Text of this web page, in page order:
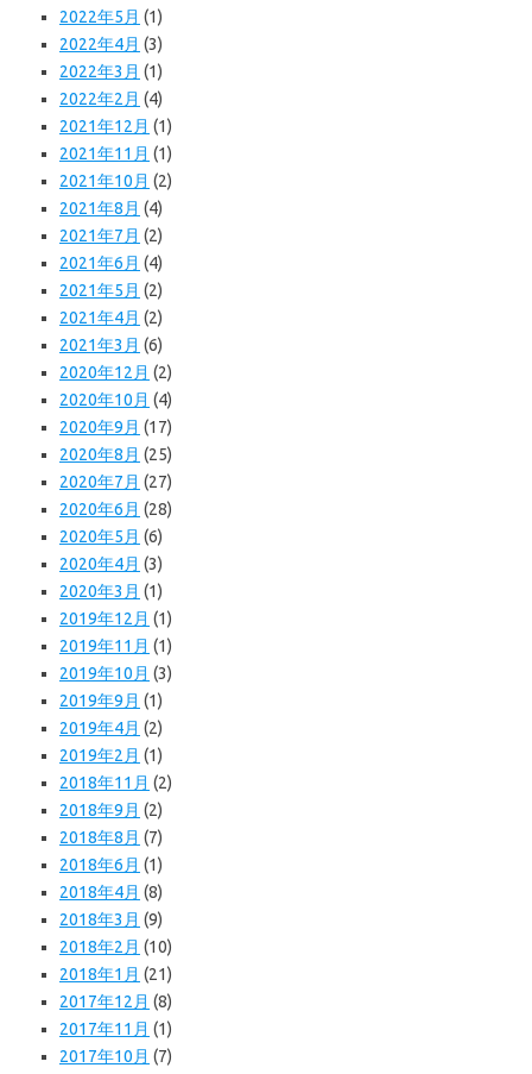
2022年5月 (1)
2022年4月 (3)
2022年3月 (1)
2022年2月 (4)
2021年12月 (1)
2021年11月 (1)
2021年10月 (2)
2021年8月 (4)
2021年7月 (2)
2021年6月 (4)
2021年5月 (2)
2021年4月 (2)
2021年3月 (6)
2020年12月 (2)
2020年10月 (4)
2020年9月 (17)
2020年8月 (25)
2020年7月 (27)
2020年6月 (28)
2020年5月 (6)
2020年4月 (3)
2020年3月 (1)
2019年12月 (1)
2019年11月 (1)
2019年10月 (3)
2019年9月 (1)
2019年4月 (2)
2019年2月 (1)
2018年11月 (2)
2018年9月 (2)
2018年8月 (7)
2018年6月 (1)
2018年4月 (8)
2018年3月 (9)
2018年2月 (10)
2018年1月 (21)
2017年12月 (8)
2017年11月 (1)
2017年10月 (7)